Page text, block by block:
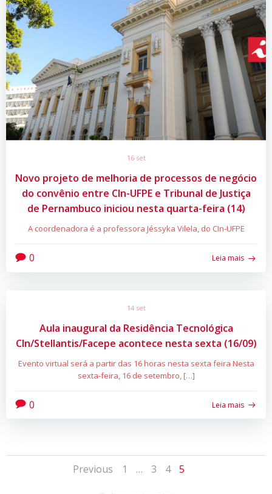
16 set
Novo projeto de melhoria de processos de negócio
do convênio entre CIn-UFPE e Tribunal de Justiça
de Pernambuco iniciou nesta quarta-feira (14)
A coordenadora é a professora Jéssyka Vilela, do CIn-UFPE
0 Leia mais
14 set
Aula inaugural da Residência Tecnológica
CIn/Stellantis/Facepe acontece nesta sexta (16/09)
Evento virtual será a partir das 16 horas nesta sexta feira Nesta
sexta-feira, 16 de setembro, […]
0 Leia mais
Posts
Previous
Posts
Page
1 … Page
3 Page
4 Page
5